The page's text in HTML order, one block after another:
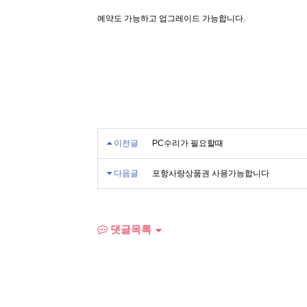
예약도 가능하고 업그레이드 가능합니다.
이전글 PC수리가 필요할때
다음글 포항사랑상품권 사용가능합니다
댓글목록